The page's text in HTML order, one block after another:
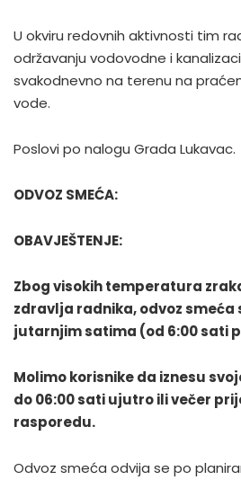
U okviru redovnih aktivnosti tim
održavanju vodovodne i
svakodnevno na terenu na
vode.
Poslovi po nalogu Grada Lukavac.
ODVOZ SMEĆA:
OBAVJEŠTENJE:
Zbog visokih temperatura
zdravlja radnika, odvoz smeća
jutarnjim satima (od 6:00 sati
Molimo korisnike da iznesu
do 06:00 sati ujutro ili večer
rasporedu.
Odvoz smeća odvija se po